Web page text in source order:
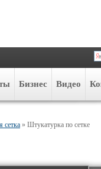
Бизнес Видео
сетка » Штукатурка по сетке